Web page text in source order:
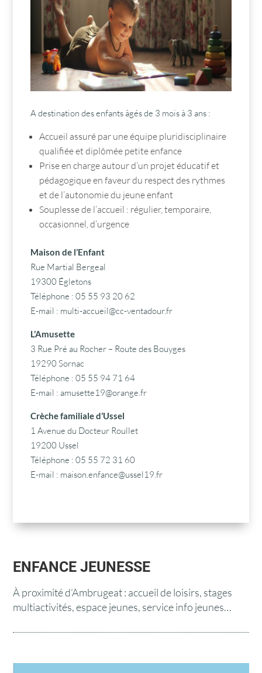
A destination des enfants âgés de 3 mois à 3 ans :
Accueil assuré par une équipe pluridisciplinaire
qualifiée et diplômée petite enfance
Prise en charge autour d’un projet éducatif et
pédagogique en faveur du respect des rythmes
et de l’autonomie du jeune enfant
Souplesse de l’accueil : régulier, temporaire,
occasionnel, d’urgence
Maison de l’Enfant
Rue Martial Bergeal
19300 Égletons
Téléphone : 05 55 93 20 62
E-mail : multi-accueil@cc-ventadour.fr
L’Amusette
3 Rue Pré au Rocher – Route des Bouyges
19290 Sornac
Téléphone : 05 55 94 71 64
E-mail :amusette19@orange.fr
Crèche familiale d’Ussel
1 Avenue du Docteur Roullet
19200 Ussel
Téléphone : 05 55 72 31 60
E-mail : maison.enfance@ussel19.fr
ENFANCE JEUNESSE
À proximité d’Ambrugeat : accueil de loisirs, stages
multiactivités, espace jeunes, service info jeunes…